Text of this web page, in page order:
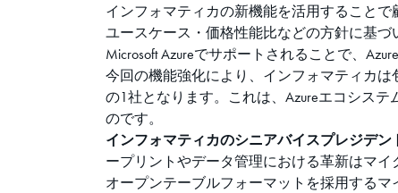
インフォマティカの新機能を活用すること
ユースケース・価格性能比などの方針に基
Microsoft Azureでサポートされることで、
今回の機能強化により、インフォマティカ
の1社となります。これは、Azureエコシス
のです。
インフォマティカのシニアバイスプレジデ
ープリントやデータ管理における革新はマイ
オープンテーブルフォーマットを採用する